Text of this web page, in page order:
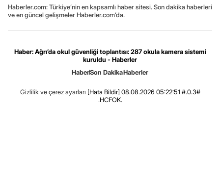
Haberler.com: Türkiye’nin en kapsamlı haber sitesi. Son dakika haberleri
ve en güncel gelişmeler Haberler.com’da.
Haber: Ağrı’da okul güvenliği toplantısı: 287 okula kamera sistemi
kuruldu - Haberler
HaberSon DakikaHaberler
Gizlilik ve çerez ayarları [Hata Bildir] 08.08.2026 05:22:51 #.0.3#
.HCFOK.